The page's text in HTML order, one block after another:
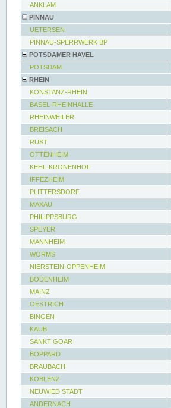
ANKLAM
PINNAU
UETERSEN
PINNAU-SPERRWERK BP
POTSDAMER HAVEL
POTSDAM
RHEIN
KONSTANZ-RHEIN
BASEL-RHEINHALLE
RHEINWEILER
BREISACH
RUST
OTTENHEIM
KEHL-KRONENHOF
IFFEZHEIM
PLITTERSDORF
MAXAU
PHILIPPSBURG
SPEYER
MANNHEIM
WORMS
NIERSTEIN-OPPENHEIM
BODENHEIM
MAINZ
OESTRICH
BINGEN
KAUB
SANKT GOAR
BOPPARD
BRAUBACH
KOBLENZ
NEUWIED STADT
ANDERNACH